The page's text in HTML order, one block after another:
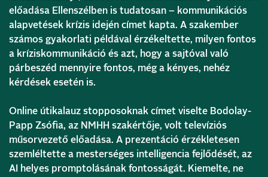
előadása Ellenszélben is tudatosan – kommunikációs
alapvetések krízis idején címet kapta. A szakember
számos gyakorlati példával érzékeltette, milyen fontos
a kríziskommunikáció és azt, hogy a sajtóval való
párbeszéd mennyire fontos, még a kényes, nehéz
kérdések esetén is.
Online útikalauz stopposoknak címet viselte Bodolay-
Papp Zsófia, az NMHH szakértője, volt televíziós
műsorvezető előadása. A prezentáció érzékletesen
szemléltette a mesterséges intelligencia fejlődését, az
AI helyes promptolásának fontosságát. Kiemelte, ne